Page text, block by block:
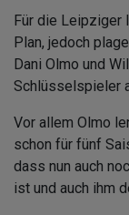
Für die Leipziger
Plan, jedoch
Dani Olmo und
Schlüsselspieler
Vor allem Olmo
schon für fünf
dass nun auch
ist und auch ihm